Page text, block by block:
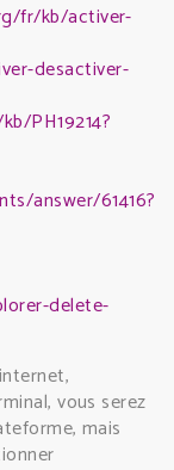
fr/kb/activer-
desactiver-
PH19214?
answer/61416?
delete-
vous serez
mais